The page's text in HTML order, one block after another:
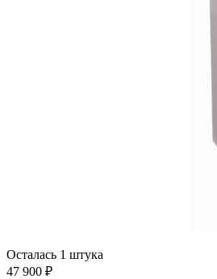
Осталась 1 штука
47 900 ₽